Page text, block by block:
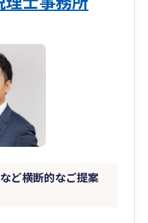
ど横断的なご提案